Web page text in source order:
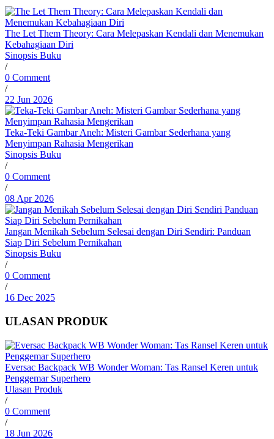
The Let Them Theory: Cara Melepaskan Kendali dan Menemukan
Kebahagiaan Diri
Sinopsis Buku
/
0 Comment
/
22 Jun 2026
Teka-Teki Gambar Aneh: Misteri Gambar Sederhana yang
Menyimpan Rahasia Mengerikan
Sinopsis Buku
/
0 Comment
/
08 Apr 2026
Jangan Menikah Sebelum Selesai dengan Diri Sendiri: Panduan
Siap Diri Sebelum Pernikahan
Sinopsis Buku
/
0 Comment
/
16 Dec 2025
ULASAN PRODUK
Eversac Backpack WB Wonder Woman: Tas Ransel Keren untuk
Penggemar Superhero
Ulasan Produk
/
0 Comment
/
18 Jun 2026